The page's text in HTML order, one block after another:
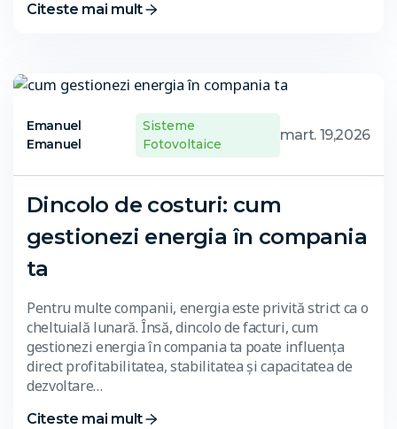
Citeste mai mult
Emanuel
Emanuel
Sisteme
Fotovoltaice
mart. 19,2026
Dincolo de costuri: cum
gestionezi energia în compania
ta
Pentru multe companii, energia este privită strict ca o
cheltuială lunară. Însă, dincolo de facturi, cum
gestionezi energia în compania ta poate influența
direct profitabilitatea, stabilitatea și capacitatea de
dezvoltare…
Citeste mai mult